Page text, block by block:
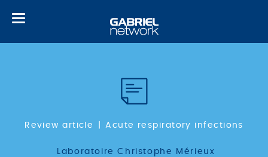
Toggle
Review article Acute respiratory infections
Laboratoire Christophe Mérieux